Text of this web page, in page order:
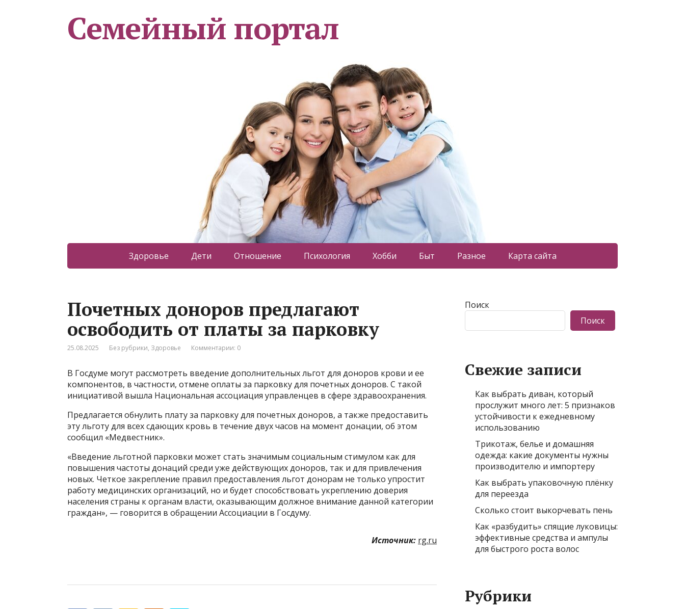
Семейный портал
Здоровье Дети Отношение Психология Хобби Быт Разное Карта сайта
Почетных доноров предлагают
освободить от платы за парковку
25.08.2025 Без рубрики, Здоровье Комментарии: 0
В Госдуме могут рассмотреть введение дополнительных льгот для доноров крови и ее
компонентов, в частности, отмене оплаты за парковку для почетных доноров. С такой
инициативой вышла Национальная ассоциация управленцев в сфере здравоохранения.
Предлагается обнулить плату за парковку для почетных доноров, а также предоставить
эту льготу для всех сдающих кровь в течение двух часов на момент донации, об этом
сообщил «Медвестник».
«Введение льготной парковки может стать значимым социальным стимулом как для
повышения частоты донаций среди уже действующих доноров, так и для привлечения
новых. Четкое закрепление правил предоставления льгот донорам не только упростит
работу медицинских организаций, но и будет способствовать укреплению доверия
населения страны к органам власти, оказывающим должное внимание данной категории
граждан», — говорится в обращении Ассоциации в Госдуму.
Источник: rg.ru
Поиск
Поиск
Свежие записи
Как выбрать диван, который
прослужит много лет: 5 признаков
устойчивости к ежедневному
использованию
Трикотаж, белье и домашняя
одежда: какие документы нужны
производителю и импортеру
Как выбрать упаковочную плёнку
для переезда
Сколько стоит выкорчевать пень
Как «разбудить» спящие луковицы:
эффективные средства и ампулы
для быстрого роста волос
Рубрики